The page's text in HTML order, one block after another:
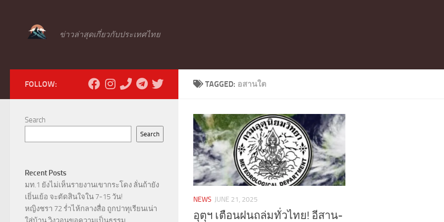
ข่าวล่าสุดเกี่ยวกับประเทศไทย
TAGGED: อสานใต
NEWS JUNE 21, 2025
อุตุฯ เตือนฝนถล่มทั่วไทย! อีสาน-
FOLLOW:
Search
Search
Recent Posts
มท.1 ยังไม่เห็นรายงานเขากระโดง ลั่นถ้ายัง
เยิ่นเย้อ จะตัดสินใจใน 7-15 วัน!
หญิงชรา 72 ร่ำไห้กลางสื่อ ถูกปาทุเรียนเน่า